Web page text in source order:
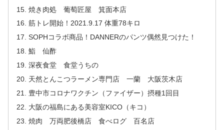
焼き肉処 葡萄匠屋 箕面本店
筋トレ開始！2021.9.17 体重78キロ
SOPHコラボ商品！DANNERのパンツ偶然見つけた！
鮨 仙酢
深夜食堂 食堂うちの
天然とんこつラーメン専門店 一蘭 大阪茨木店
豊中市コロナワクチン（ファイザー）摂種1回目
大阪の福島にある美容室KICO（キコ）
焼肉 万両肥後橋店 食べログ 百名店